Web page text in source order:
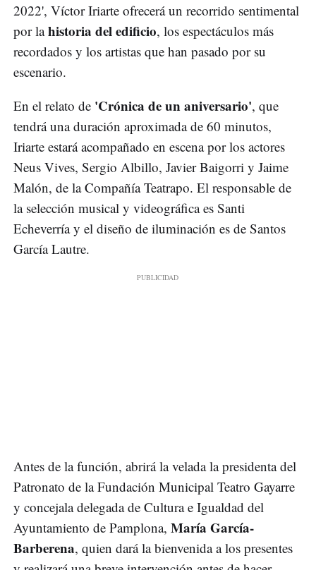
2022', Víctor Iriarte ofrecerá un recorrido sentimental
por lahistoria del edificio, los espectáculos más
recordados y los artistas que han pasado por su
escenario.
En el relato de 'Crónica de un aniversario', que
tendrá una duración aproximada de 60 minutos,
Iriarte estará acompañado en escena por los actores
Neus Vives, Sergio Albillo, Javier Baigorri y Jaime
Malón, de la Compañía Teatrapo. El responsable de
la selección musical y videográfica es Santi
Echeverría y el diseño de iluminación es de Santos
García Lautre.
Antes de la función, abrirá la velada la presidenta del
Patronato de la Fundación Municipal Teatro Gayarre
y concejala delegada de Cultura e Igualdad del
Ayuntamiento de Pamplona, María García-
Barberena, quien dará la bienvenida a los presentes